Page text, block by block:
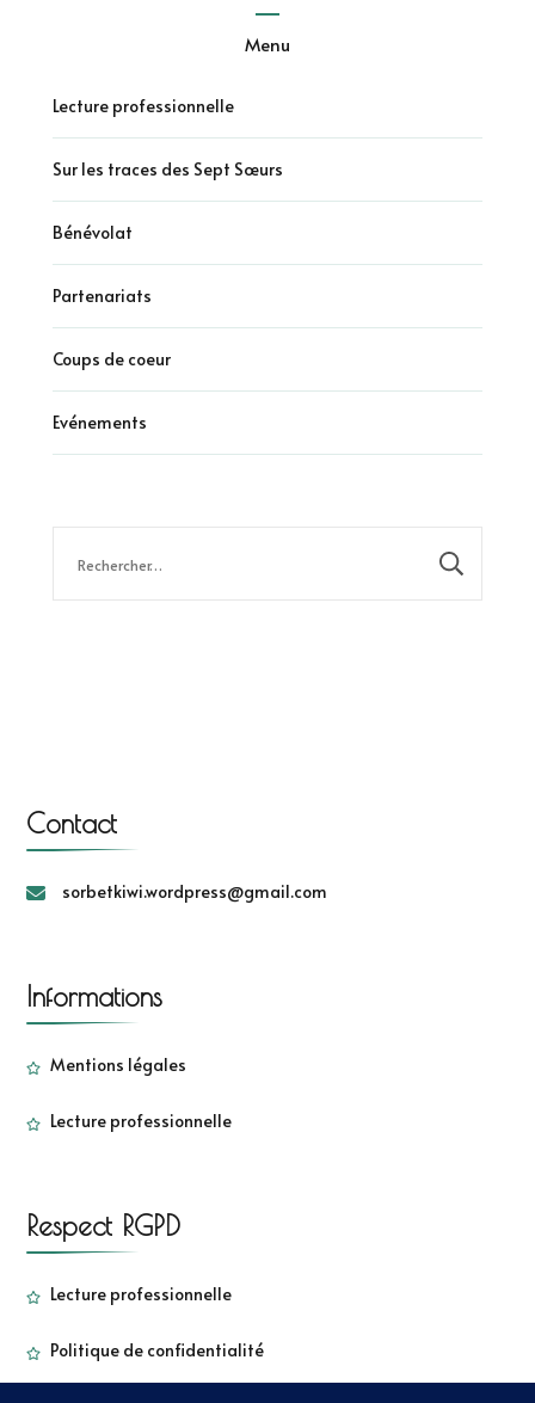
Menu
Lecture professionnelle
Sur les traces des Sept Sœurs
Bénévolat
Partenariats
Coups de coeur
Evénements
Contact
sorbetkiwi.wordpress@gmail.com
Informations
Mentions légales
Lecture professionnelle
Respect RGPD
Lecture professionnelle
Politique de confidentialité